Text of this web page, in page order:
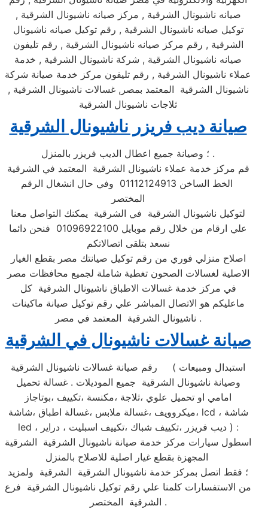
صيانه ناشيونال الشرقية , مركز صيانه ناشيونال الشرقية ,
توكيل صيانه ناشيونال الشرقية , رقم توكيل صيانه ناشيونال
الشرقية , رقم مركز صيانه ناشيونال الشرقية , رقم تليفون
صيانه ناشيونال الشرقية , شركة ناشيونال الشرقية , خدمة
عملاء ناشيونال الشرقية , رقم تليفون مركز خدمة صيانة شركة
ناشيونال الشرقية المعتمد بمصر, غسالات ناشيونال الشرقية ,
ثلاجات ناشيونال الشرقية
صيانة ديب فريزر ناشيونال الشرقية
؛ وصيانة جميع اعطال الديب فريزر بالمنزل .
قم مركز خدمة عملاء ناشيونال الشرقية المعتمد في الشرقية
الخط الساخن 01112124913 وفي حال انشغال الرقم
المختصر
لتوكيل ناشيونال الشرقية في الشرقية يمكنك التواصل معنا
علي ارقام من خلال رقم موبايل 01096922100 فنحن دائما
نسعد بتلقى اتصالاتكم
اصلاح منزلي فوري من رقم توكيل صيانتك مصر بقطع الغيار
الاصلية لغسالات الصحون تغطية شاملة لجميع محافظات مصر
في مركز خدمة غسالات الاطباق ناشيونال الشرقية كل
ماعليكم هو الاتصال المباشر علي رقم توكيل صيانة ماكينات
ناشيونال الشرقية المعتمد في مصر .
صيانة غسالات ناشيونال في الشرقية
رقم صيانة غسالات ناشيونال الشرقية ( استبدال ومبيعات
وصيانة ناشيونال الشرقية جميع الموديلات . غسالة تحميل
امامي او تحميل علوي ،ثلاجة ،مكنسة ،تكييف ،بوتاجاز
،ميكروويف ،غسالة ملابس ،غسالة اطباق ،شاشة lcd ، شاشة
led ، ديب فريزر ،تكييف شباك ،تكييف اسبليت ، دراير ) :
اسطول سيارات مركز خدمة صيانة ناشيونال الشرقية الشرقية
المجهزة بقطع غيار اصلية للاصلاح بالمنزل
؛ فقط اتصل بمركز خدمة ناشيونال الشرقية الشرقية ولمزيد
من الاستفسارات كلمنا علي رقم توكيل ناشيونال الشرقية فرع
الشرقية المختصر .